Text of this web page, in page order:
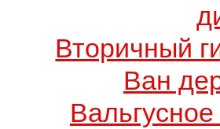
Вторичный
Ван